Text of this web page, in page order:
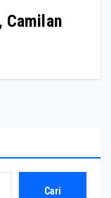
Camilan
Cari